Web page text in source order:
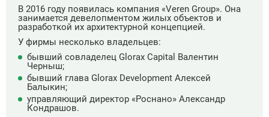
В 2016 году появилась компания «Veren Group». Она
занимается девелопментом жилых объектов и
разработкой их архитектурной концепцией.
У фирмы несколько владельцев:
бывший совладелец Glorax Сapital Валентин
Черныш;
бывший глава Glorax Development Алексей
Балыкин;
управляющий директор «Роснано» Александр
Кондрашов.